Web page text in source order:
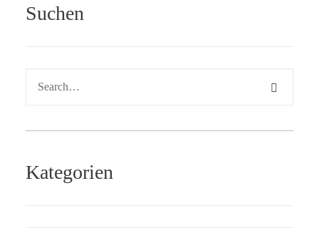
Suchen
Kategorien